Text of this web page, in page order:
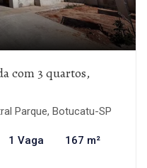
com 3 quartos,
Parque, Botucatu-SP
1 Vaga 167 m²